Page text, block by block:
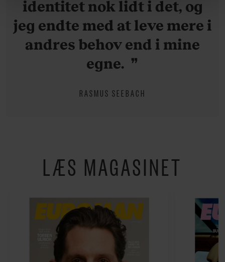
behandling af dine personoplysninger i forbindelse
hermed i både voresprivatlivspolitikogcookiepolitik .
identitet nok lidt i det, og
jeg endte med at leve mere i
andres behov end i mine
egne.
RASMUS SEEBACH
LÆS MAGASINET